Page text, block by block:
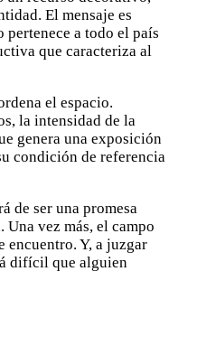
El mensaje es
pertenece a todo el país
que caracteriza al
el espacio.
la intensidad de la
genera una exposición
condición de referencia
de ser una promesa
vez más, el campo
encuentro. Y, a juzgar
difícil que alguien